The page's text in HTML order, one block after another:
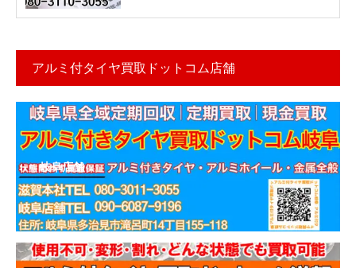
アルミ付タイヤ買取ドットコム店舗
岐阜店舗